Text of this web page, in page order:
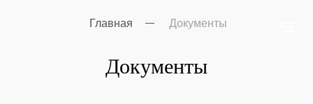
Главная Документы
Документы